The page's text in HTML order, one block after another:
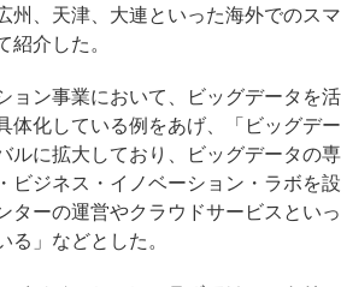
州、天津、大連といった海外でのスマ
紹介した。
ン事業において、ビッグデータを活
体化している例をあげ、「ビッグデー
ルに拡大しており、ビッグデータの専
ビジネス・イノベーション・ラボを設
ターの運営やクラウドサービスといっ
る」などとした。